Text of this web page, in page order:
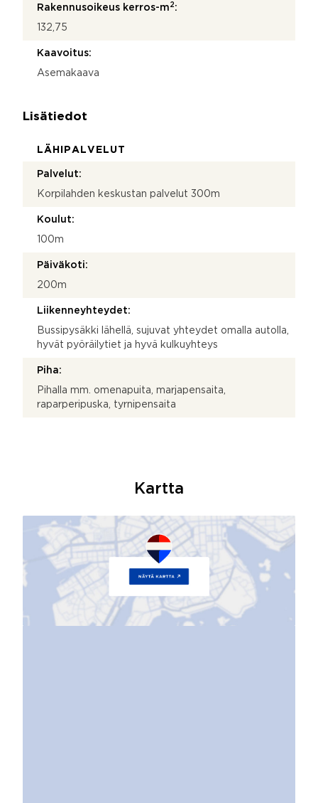
Rakennusoikeus kerros-m 2 :
132,75
Kaavoitus:
Asemakaava
Lisätiedot
LÄHIPALVELUT
Palvelut:
Korpilahden keskustan palvelut 300m
Koulut:
100m
Päiväkoti:
200m
Liikenneyhteydet:
Bussipysäkki lähellä, sujuvat yhteydet omalla autolla,
hyvät pyöräilytiet ja hyvä kulkuyhteys
Piha:
Pihalla mm. omenapuita, marjapensaita,
raparperipuska, tyrnipensaita
Kartta